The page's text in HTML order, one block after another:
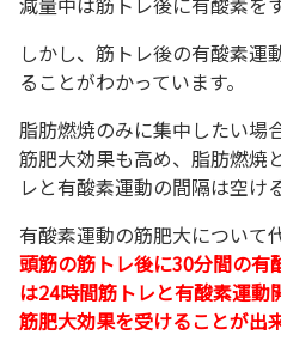
しかし、筋トレ後の有酸素運
ることがわかっています。
脂肪燃焼のみに集中したい場
筋肥大効果も高め、脂肪燃焼
レと有酸素運動の間隔は空け
有酸素運動の筋肥大について
頭筋の筋トレ後に30分間の有
は24時間筋トレと有酸素運動
筋肥大効果を受けることが出